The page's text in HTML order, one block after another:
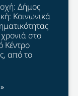
Δήμος
Κοινωνικά
στο
Κέντρο
από το